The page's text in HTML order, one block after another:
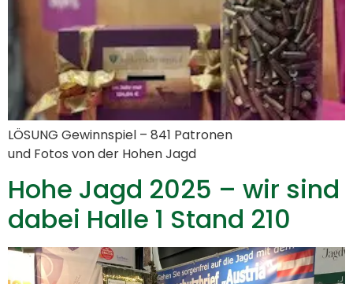
LÖSUNG Gewinnspiel – 841 Patronen
und Fotos von der Hohen Jagd
Hohe Jagd 2025 – wir sind
dabei Halle 1 Stand 210